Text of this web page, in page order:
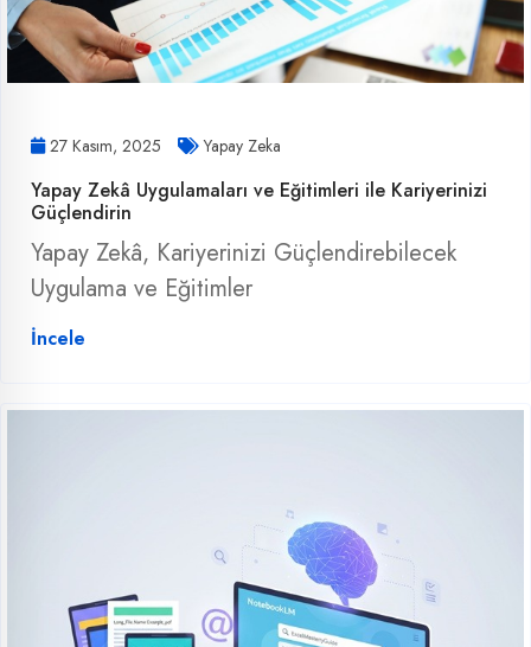
27 Kasım, 2025 Yapay Zeka
Yapay Zekâ Uygulamaları ve Eğitimleri ile Kariyerinizi
Güçlendirin
Yapay Zekâ, Kariyerinizi Güçlendirebilecek
Uygulama ve Eğitimler
İncele